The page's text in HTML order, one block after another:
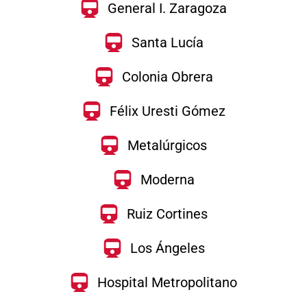
General I. Zaragoza
Santa Lucía
Colonia Obrera
Félix Uresti Gómez
Metalúrgicos
Moderna
Ruiz Cortines
Los Ángeles
Hospital Metropolitano